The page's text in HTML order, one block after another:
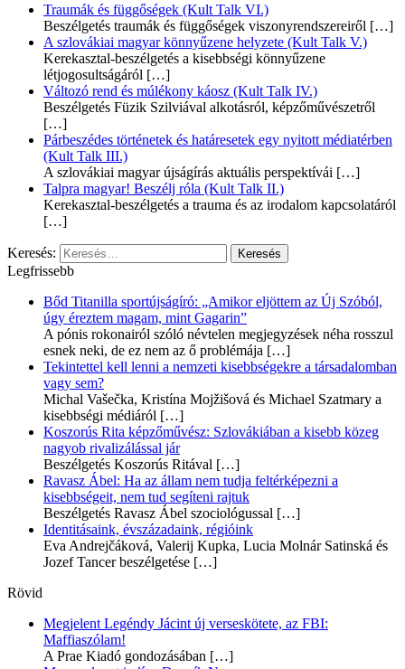
Traumák és függőségek (Kult Talk VI.)
Beszélgetés traumák és függőségek viszonyrendszereiről […]
A szlovákiai magyar könnyűzene helyzete (Kult Talk V.)
Kerekasztal-beszélgetés a kisebbségi könnyűzene
létjogosultságáról […]
Változó rend és múlékony káosz (Kult Talk IV.)
Beszélgetés Füzik Szilviával alkotásról, képzőművészetről
[…]
Párbeszédes történetek és határesetek egy nyitott médiatérben
(Kult Talk III.)
A szlovákiai magyar újságírás aktuális perspektívái […]
Talpra magyar! Beszélj róla (Kult Talk II.)
Kerekasztal-beszélgetés a trauma és az irodalom kapcsolatáról
[…]
Keresés:
Legfrissebb
Bőd Titanilla sportújságíró: „Amikor eljöttem az Új Szóból,
úgy éreztem magam, mint Gagarin”
A pónis rokonairól szóló névtelen megjegyzések néha rosszul
esnek neki, de ez nem az ő problémája […]
Tekintettel kell lenni a nemzeti kisebbségekre a társadalomban
vagy sem?
Michal Vašečka, Kristína Mojžišová és Michael Szatmary a
kisebbségi médiáról […]
Koszorús Rita képzőművész: Szlovákiában a kisebb közeg
nagyob rivalizálással jár
Beszélgetés Koszorús Ritával […]
Ravasz Ábel: Ha az állam nem tudja feltérképezni a
kisebbségeit, nem tud segíteni rajtuk
Beszélgetés Ravasz Ábel szociológussal […]
Identitásaink, évszázadaink, régióink
Eva Andrejčáková, Valerij Kupka, Lucia Molnár Satinská és
Jozef Tancer beszélgetése […]
Rövid
Megjelent Legéndy Jácint új verseskötete, az FBI:
Maffiaszólam!
A Prae Kiadó gondozásában […]